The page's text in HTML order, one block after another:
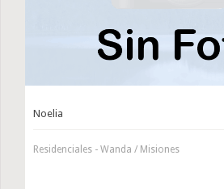
Noelia
Residenciales - Wanda / Misiones